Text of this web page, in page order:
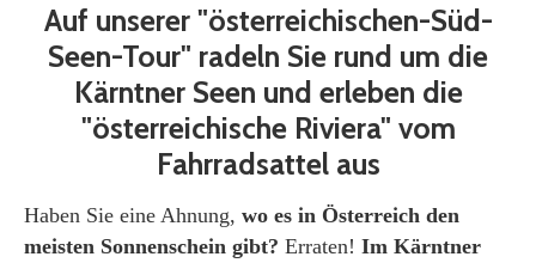
Auf unserer "österreichischen-Süd-
Seen-Tour" radeln Sie rund um die
Kärntner Seen und erleben die
"österreichische Riviera" vom
Fahrradsattel aus
Haben Sie eine Ahnung, wo es in Österreich den
meisten Sonnenschein gibt? Erraten! Im Kärntner